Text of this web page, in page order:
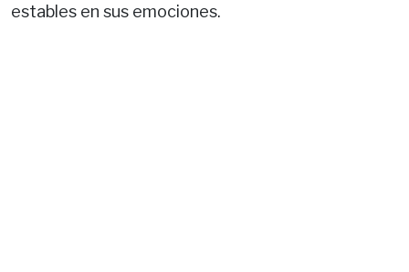
estables en sus emociones.